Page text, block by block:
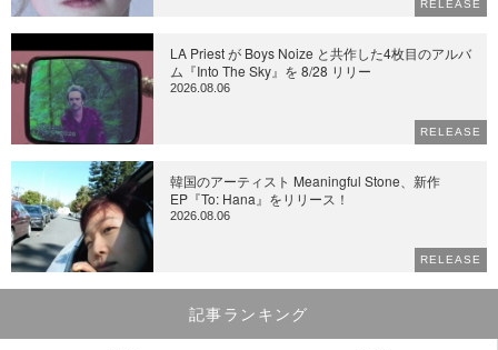
RELEASE
LA Priest が Boys Noize と共作した4枚目のアルバ
ム『Into The Sky』を 8/28 リリー
2026.08.06
RELEASE
韓国のアーティスト Meaningful Stone、新作
EP『To: Hana』をリリース！
2026.08.06
RELEASE
記事ランキング